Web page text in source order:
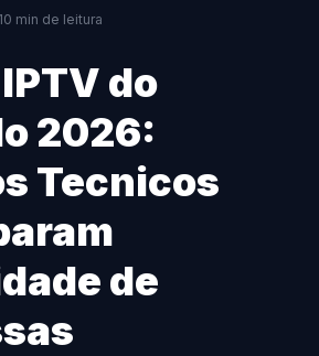
10 min de leitura
do
2026:
Tecnicos
de